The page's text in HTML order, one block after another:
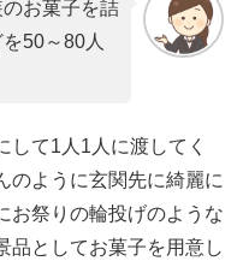
お菓子を詰
50～80人
して1人1人に渡してく
のように玄関先に綺麗に
お祭りの輪投げのような
品としてお菓子を用意し